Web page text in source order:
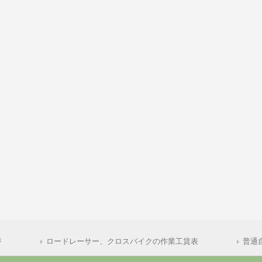
ロードレーサー、クロスバイクの作業工賃表 普通